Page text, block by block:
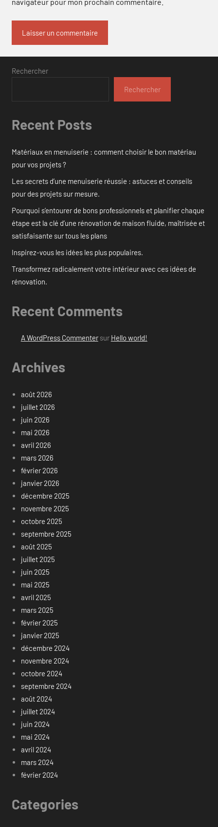
Rechercher
Rechercher
Recent Posts
Matériaux en menuiserie : comment choisir le bon matériau
pour vos projets ?
Les secrets d’une menuiserie réussie : astuces et conseils
pour des projets sur mesure.
Pourquoi s’entourer de bons professionnels et planifier chaque
étape est la clé d’une rénovation de maison fluide, maîtrisée et
satisfaisante sur tous les plans
Inspirez-vous les idées les plus populaires.
Transformez radicalement votre intérieur avec ces idées de
rénovation.
Recent Comments
A WordPress Commentersur Hello world!
Archives
août 2026
juillet 2026
juin 2026
mai 2026
avril 2026
mars 2026
février 2026
janvier 2026
décembre 2025
novembre 2025
octobre 2025
septembre 2025
août 2025
juillet 2025
juin 2025
mai 2025
avril 2025
mars 2025
février 2025
janvier 2025
décembre 2024
novembre 2024
octobre 2024
septembre 2024
août 2024
juillet 2024
juin 2024
mai 2024
avril 2024
mars 2024
février 2024
Categories